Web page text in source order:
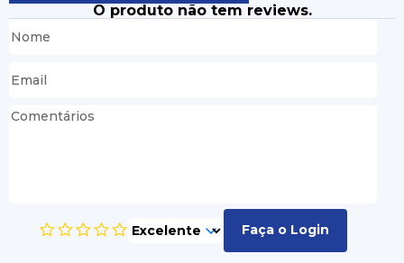
O produto não tem reviews.
Faça o Login